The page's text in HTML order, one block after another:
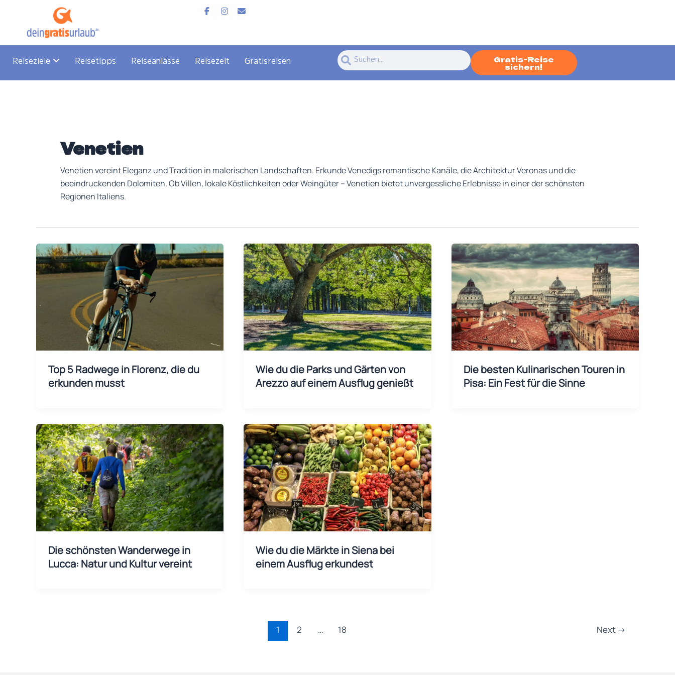
springen
Reiseziele Reisetipps Reiseanlässe Reisezeit Gratisreisen
SucheSuche Gratis-Reise
sichern!
Venetien
Venetien vereint Eleganz und Tradition in malerischen Landschaften. Erkunde Venedigs romantische Kanäle, die Architektur Veronas und die
beeindruckenden Dolomiten. Ob Villen, lokale Köstlichkeiten oder Weingüter – Venetien bietet unvergessliche Erlebnisse in einer der schönsten
Regionen Italiens.
Top 5 Radwege in Florenz, die du
erkunden musst
Wie du die Parks und Gärten von
Arezzo auf einem Ausflug genießt
Die besten Kulinarischen Touren in
Pisa: Ein Fest für die Sinne
Die schönsten Wanderwege in
Lucca: Natur und Kultur vereint
Wie du die Märkte in Siena bei
einem Ausflug erkundest
pagination
1 2 … 18 Next →